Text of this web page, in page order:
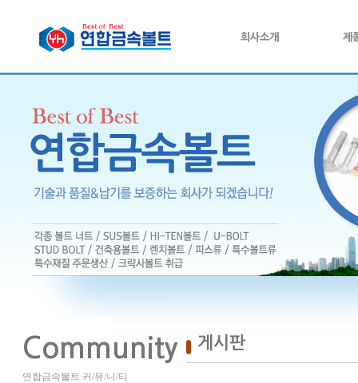
회사소개 제
Community
연합금속볼트 커/뮤/니/티
게시판